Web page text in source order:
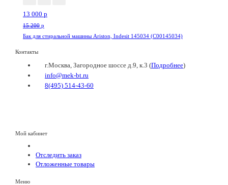
13 000 p
15 200 p
Бак для стиральной машины Ariston, Indesit 145034 (C00145034)
Контакты
г.Москва, Загородное шоссе д.9, к.3 (Подробнее)
info@mek-bt.ru
8(495) 514-43-60
Мой кабинет
Отследить заказ
Отложенные товары
Меню